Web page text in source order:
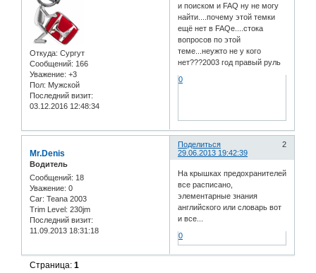
Откуда: Сургут
Сообщений: 166
Уважение: +3
Пол: Мужской
Последний визит:
03.12.2016 12:48:34
и поиском и FAQ ну не могу
найти....почему этой темки
ещё нет в FAQe....стока
вопросов по этой
теме...неужто не у кого
нет???2003 год правый руль
0
Поделиться
2
29.06.2013 19:42:39
Mr.Denis
Водитель
Сообщений: 18
Уважение: 0
Car: Teana 2003
Trim Level: 230jm
Последний визит:
11.09.2013 18:31:18
На крышках предохранителей
все расписано,
элементарные знания
английского или словарь вот
и все...
0
Страница:1